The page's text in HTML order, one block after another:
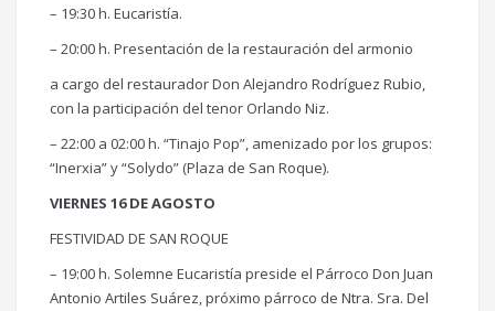
– 19:30 h. Eucaristía.
– 20:00 h. Presentación de la restauración del armonio
a cargo del restaurador Don Alejandro Rodríguez Rubio,
con la participación del tenor Orlando Niz.
– 22:00 a 02:00 h. “Tinajo Pop”, amenizado por los grupos:
“Inerxia” y “Solydo” (Plaza de San Roque).
VIERNES 16 DE AGOSTO
FESTIVIDAD DE SAN ROQUE
– 19:00 h. Solemne Eucaristía preside el Párroco Don Juan
Antonio Artiles Suárez, próximo párroco de Ntra. Sra. Del